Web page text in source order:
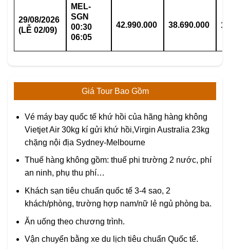
MEL-
SGN
00:30
06:05
29/08/2026
(LỄ 02/09)
42.990.000 38.690.000
Giá Tour Bao Gồm
Vé máy bay quốc tế khứ hồi của hãng hàng không
Vietjet Air 30kg kí gửi khứ hồi,Virgin Australia 23kg
chặng nội địa Sydney-Melbourne
Thuế hàng không gồm: thuế phi trường 2 nước, phí
an ninh, phụ thu phí…
Khách sạn tiêu chuẩn quốc tế 3-4 sao, 2
khách/phòng, trường hợp nam/nữ lẻ ngủ phòng ba.
Ăn uống theo chương trình.
Vận chuyển bằng xe du lịch tiêu chuẩn Quốc tế.